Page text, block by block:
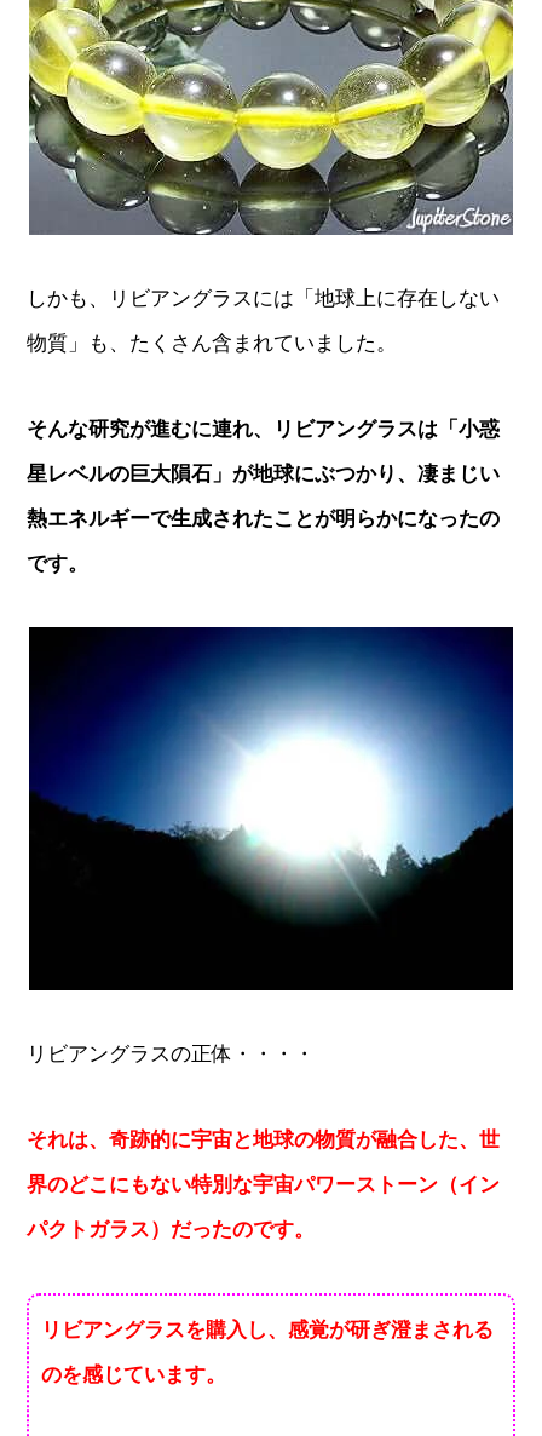
しかも、リビアングラスには「地球上に存在しない
物質」も、たくさん含まれていました。
そんな研究が進むに連れ、リビアングラスは「小惑
星レベルの巨大隕石」が地球にぶつかり、凄まじい
熱エネルギーで生成されたことが明らかになったの
です。
リビアングラスの正体・・・・
それは、奇跡的に宇宙と地球の物質が融合した、世
界のどこにもない特別な宇宙パワーストーン（イン
パクトガラス）だったのです。
リビアングラスを購入し、感覚が研ぎ澄まされる
のを感じています。